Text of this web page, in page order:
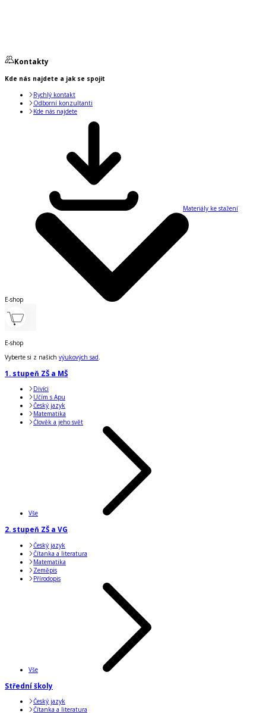
Kontakty
Kde nás najdete a jak se spojit
Rychlý kontakt
Odborní konzultanti
Kde nás najdete
Materiály ke stažení
E-shop
E-shop
Vyberte si z našich výukových sad.
1. stupeň ZŠ a MŠ
Divíci
Učím s Apu
Český jazyk
Matematika
Člověk a jeho svět
Vše
2. stupeň ZŠ a VG
Český jazyk
Čítanka a literatura
Matematika
Zeměpis
Přírodopis
Vše
Střední školy
Český jazyk
Čítanka a literatura